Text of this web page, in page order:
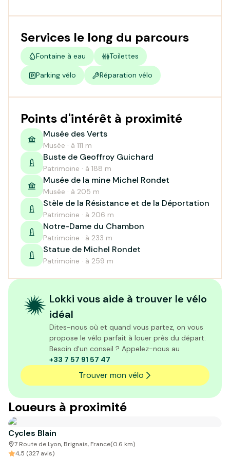
Services le long du parcours
Fontaine à eau Toilettes
Parking vélo Réparation vélo
Points d'intérêt à proximité
Musée des Verts
Musée · à 111 m
Buste de Geoffroy Guichard
Patrimoine · à 188 m
Musée de la mine Michel Rondet
Musée · à 205 m
Stèle de la Résistance et de la Déportation
Patrimoine · à 206 m
Notre-Dame du Chambon
Patrimoine · à 233 m
Statue de Michel Rondet
Patrimoine · à 259 m
Lokki vous aide à trouver le vélo
idéal
Dites-nous où et quand vous partez, on vous
propose le vélo parfait à louer près du départ.
Besoin d'un conseil ? Appelez-nous au
+33 7 57 91 57 47
Trouver mon vélo
Loueurs à proximité
Cycles Blain
7 Route de Lyon, Brignais, France(0.6 km)
4,5 (327 avis)